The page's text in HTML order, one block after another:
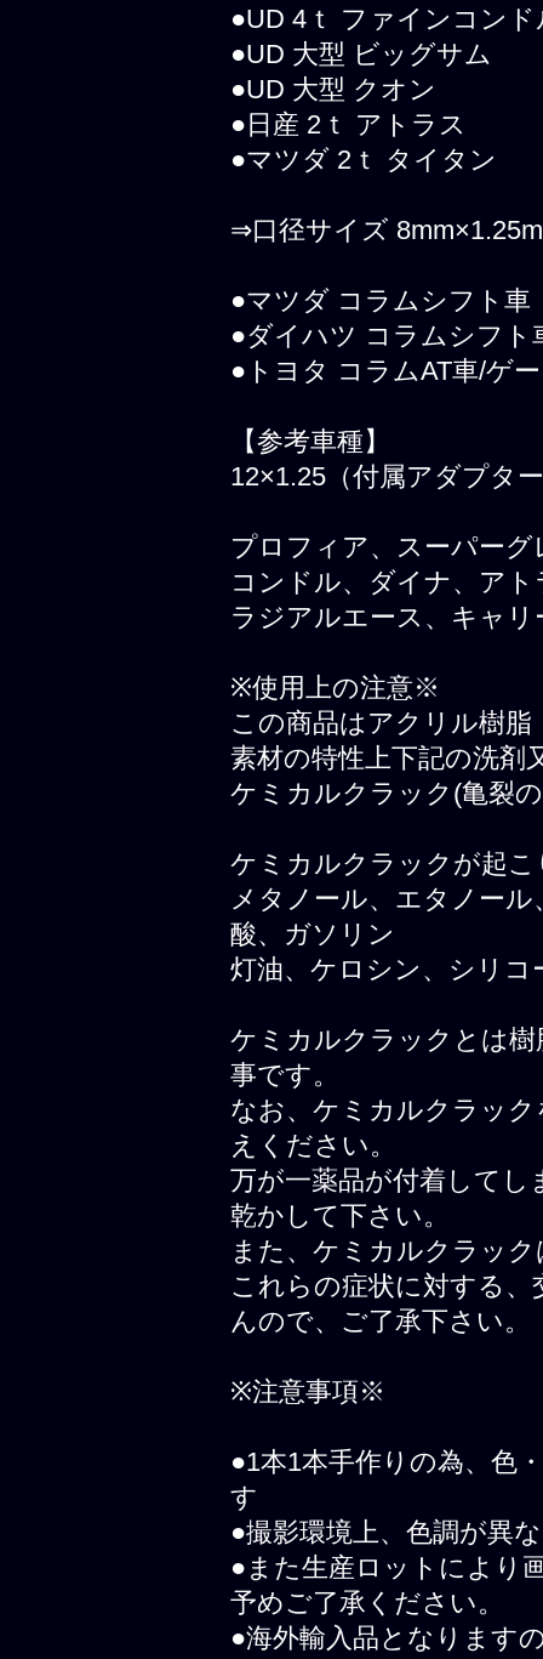
●UD 4ｔ ファインコンド
●UD 大型 ビッグサム
●UD 大型 クオン
●日産 2ｔ アトラス
●マツダ 2ｔ タイタン
⇒口径サイズ
●マツダ コラムシフト車
●ダイハツ コラムシフト
●トヨタ コラムAT車/ゲ
【参考車種】
12×1.25（付属アダプタ
プロフィア、スーパー
コンドル、ダイナ、ア
ラジアルエース、キャ
※使用上の注意※
この商品はアクリル樹
素材の特性上下記の洗剤
ケミカルクラック(亀裂
ケミカルクラックが起
メタノール、エタノー
酸、ガソリン
灯油、ケロシン、シリ
ケミカルクラックとは
事です。
なお、ケミカルクラッ
えください。
万が一薬品が付着して
乾かして下さい。
また、ケミカルクラッ
これらの症状に対する
んので、ご了承下さい。
※注意事項※
●1本1本手作りの為、色
す
●撮影環境上、色調が異
●また生産ロットにより
予めご了承ください。
●海外輸入品となります